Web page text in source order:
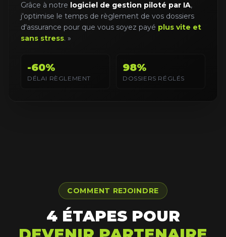
Grâce à notre logiciel de gestion piloté par IA,
j'optimise le temps de règlement de vos dossiers
d'assurance pour que vous soyez payé plus vite et
sans stress. »
-60%
DÉLAI RÈGLEMENT
98%
DOSSIERS RÉGLÉS
COMMENT REJOINDRE
4 ÉTAPES POUR